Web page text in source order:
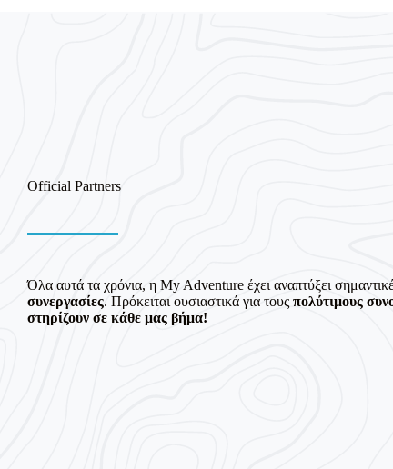
Official Partners
Όλα αυτά τα χρόνια, η My Adventure έχει αναπτύξει
συνεργασίες. Πρόκειται ουσιαστικά για τους πολύτιμους
στηρίζουν σε κάθε μας βήμα!